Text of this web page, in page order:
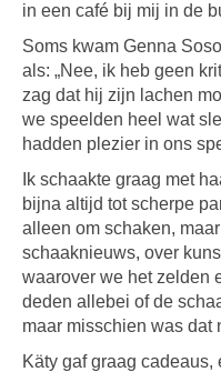
in een café bij mij in de
Soms kwam Genna
als: „Nee, ik heb geen
zag dat hij zijn lachen
we speelden heel wat
hadden plezier in ons
Ik schaakte graag met
bijna altijd tot scherpe
alleen om schaken,
schaaknieuws, over
waarover we het zelden
deden allebei of de
maar misschien was dat
Käty gaf graag